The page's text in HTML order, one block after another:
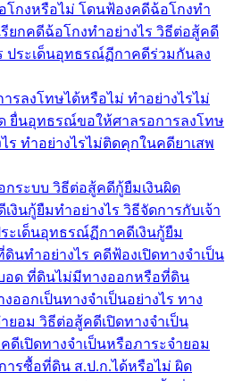
โกงหรือไม่ โดนฟ้องคดีฉ้อโกงทำ
รียกคดีฉ้อโกงทำอย่างไร วิธีต่อสู้คดี
ประเด็นอุทธรณ์ฏีกาคดีร่วมกันลง
รลงโทษได้หรือไม่ ทำอย่างไรไม่
ยื่นอุทธรณ์ขอให้ศาลรอการลงโทษ
ร ทำอย่างไรไม่ติดคุกในคดียาเสพ
ระบบ วิธีต่อสู้คดีกู้ยืมเงินผิด
งินกู้ยืมทำอย่างไร วิธีจัดการกับเจ้า
ะเด็นอุทธรณ์ฏีกาคดีเงินกู้ยืม
นทำอย่างไร คดีฟ้องเปิดทางจำเป็น
อด ที่ดินไม่มีทางออกหรือที่ดิน
ออกเป็นทางจำเป็นอย่างไร ทาง
ยอม วิธีต่อสู้คดีเปิดทางจำเป็น
เปิดทางจำเป็นหรือภาระจำยอม
ารซื้อที่ดิน ส.ป.ก.ได้หรือไม่ ผิด